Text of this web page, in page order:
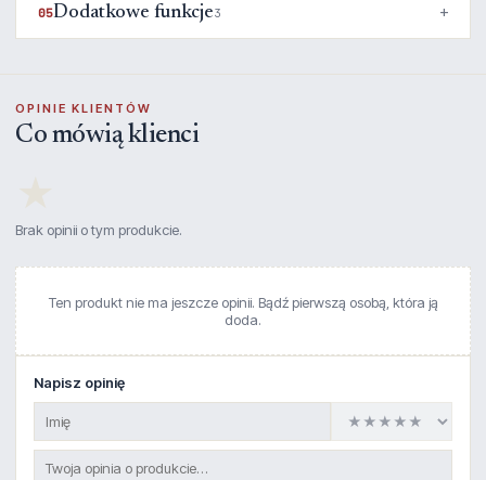
05Dodatkowe funkcje3
OPINIE KLIENTÓW
Co mówią klienci
Brak opinii o tym produkcie.
Ten produkt nie ma jeszcze opinii. Bądź pierwszą osobą, która ją
doda.
Napisz opinię